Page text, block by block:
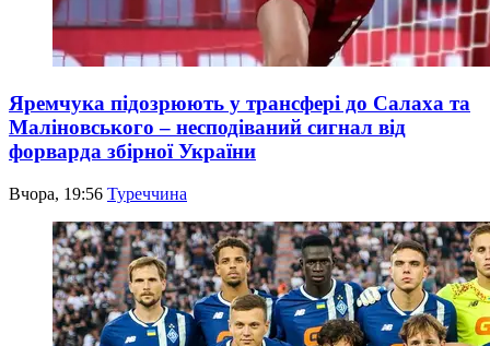
Яремчука підозрюють у трансфері до Салаха та
Маліновського – несподіваний сигнал від
форварда збірної України
Вчора, 19:56 Туреччина